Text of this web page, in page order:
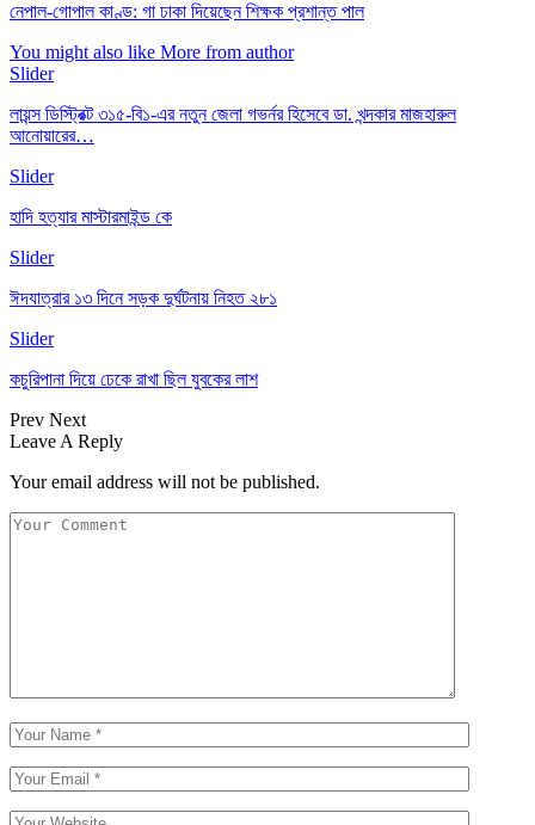
নেপাল-গোপাল কাণ্ড: গা ঢাকা দিয়েছেন শিক্ষক প্রশান্ত পাল
You might also like More from author
Slider
লায়ন্স ডিস্ট্রিক্ট ৩১৫-বি১-এর নতুন জেলা গভর্নর হিসেবে ডা. খন্দকার মাজহারুল
আনোয়ারের…
Slider
হাদি হত্যার মাস্টারমাইন্ড কে
Slider
ঈদযাত্রার ১৩ দিনে সড়ক দুর্ঘটনায় নিহত ২৮১
Slider
কচুরিপানা দিয়ে ঢেকে রাখা ছিল যুবকের লাশ
Prev Next
Leave A Reply
Your email address will not be published.